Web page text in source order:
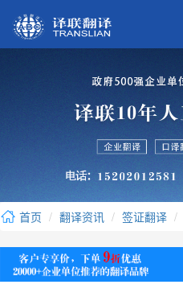
首页 翻译资讯 签证翻译